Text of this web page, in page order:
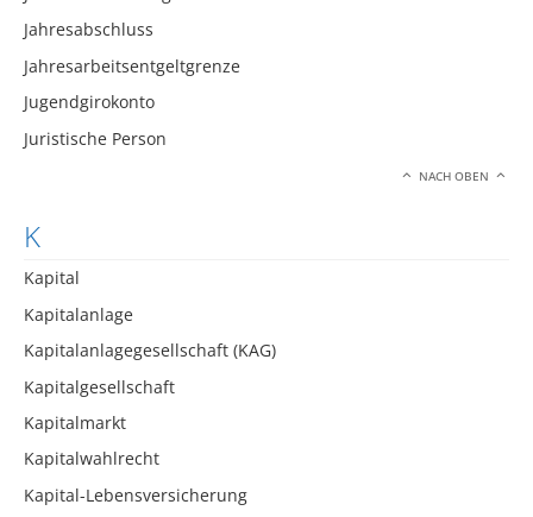
Jahresabschluss
Jahresarbeitsentgeltgrenze
Jugendgirokonto
Juristische Person
NACH OBEN
K
Kapital
Kapitalanlage
Kapitalanlagegesellschaft (KAG)
Kapitalgesellschaft
Kapitalmarkt
Kapitalwahlrecht
Kapital-Lebensversicherung